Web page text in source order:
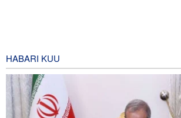
HABARI KUU